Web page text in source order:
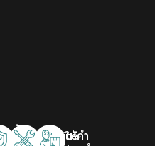
รับ Onsiteให้คำ